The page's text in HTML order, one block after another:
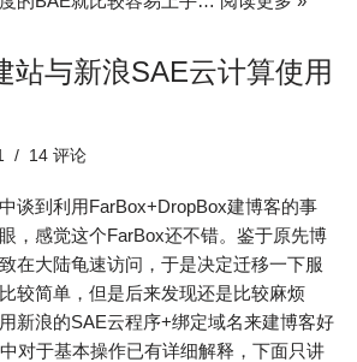
站与新浪SAE云计算使用
14 评论
谈到利用FarBox+DropBox建博客的事
，感觉这个FarBox还不错。鉴于原先博
在大陆龟速访问，于是决定迁移一下服
较简单，但是后来发现还是比较麻烦
新浪的SAE云程序+绑定域名来建博客好
对于基本操作已有详细解释，下面只讲